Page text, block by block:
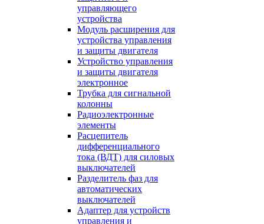
управляющего
устройства
Модуль расширения для
устройства управления
и защиты двигателя
Устройство управления
и защиты двигателя
электронное
Трубка для сигнальной
колонны
Радиоэлектронные
элементы
Расцепитель
дифференциального
тока (ВДТ) для силовых
выключателей
Разделитель фаз для
автоматических
выключателей
Адаптер для устройств
управления и